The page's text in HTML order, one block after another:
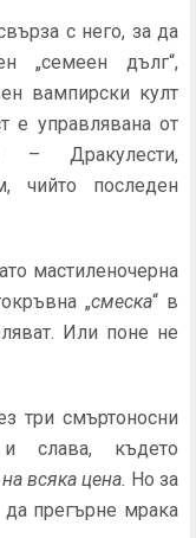
с него, за да
„семеен дълг“,
вампирски култ
е управлявана от
– Дракулести,
чийто последен
мастиленочерна
„смеска“ в
Или поне не
три смъртоносни
слава, където
всяка цена. Но за
прегърне мрака